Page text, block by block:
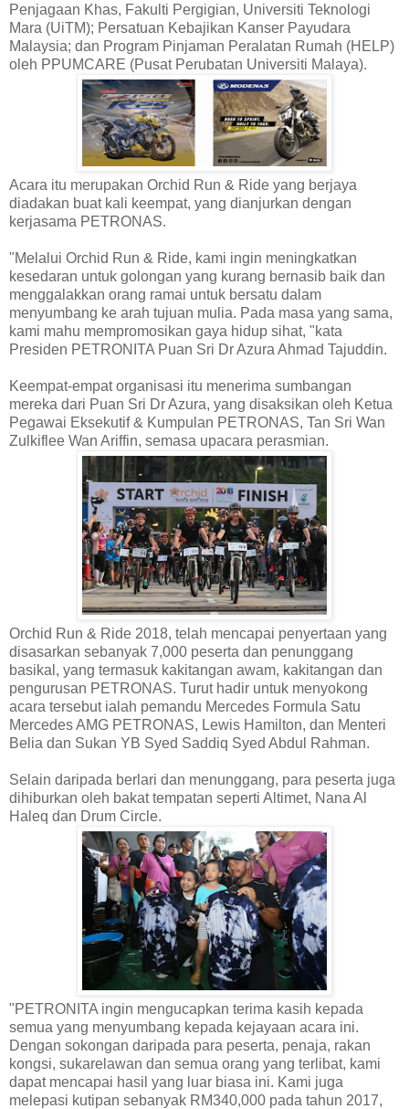
Penjagaan Khas, Fakulti Pergigian, Universiti Teknologi
Mara (UiTM); Persatuan Kebajikan Kanser Payudara
Malaysia; dan Program Pinjaman Peralatan Rumah (HELP)
oleh PPUMCARE (Pusat Perubatan Universiti Malaya).
Acara itu merupakan Orchid Run & Ride yang berjaya
diadakan buat kali keempat, yang dianjurkan dengan
kerjasama PETRONAS.
"Melalui Orchid Run & Ride, kami ingin meningkatkan
kesedaran untuk golongan yang kurang bernasib baik dan
menggalakkan orang ramai untuk bersatu dalam
menyumbang ke arah tujuan mulia. Pada masa yang sama,
kami mahu mempromosikan gaya hidup sihat, "kata
Presiden PETRONITA Puan Sri Dr Azura Ahmad Tajuddin.
Keempat-empat organisasi itu menerima sumbangan
mereka dari Puan Sri Dr Azura, yang disaksikan oleh Ketua
Pegawai Eksekutif & Kumpulan PETRONAS, Tan Sri Wan
Zulkiflee Wan Ariffin, semasa upacara perasmian.
Orchid Run & Ride 2018, telah mencapai penyertaan yang
disasarkan sebanyak 7,000 peserta dan penunggang
basikal, yang termasuk kakitangan awam, kakitangan dan
pengurusan PETRONAS. Turut hadir untuk menyokong
acara tersebut ialah pemandu Mercedes Formula Satu
Mercedes AMG PETRONAS, Lewis Hamilton, dan Menteri
Belia dan Sukan YB Syed Saddiq Syed Abdul Rahman.
Selain daripada berlari dan menunggang, para peserta juga
dihiburkan oleh bakat tempatan seperti Altimet, Nana Al
Haleq dan Drum Circle.
"PETRONITA ingin mengucapkan terima kasih kepada
semua yang menyumbang kepada kejayaan acara ini.
Dengan sokongan daripada para peserta, penaja, rakan
kongsi, sukarelawan dan semua orang yang terlibat, kami
dapat mencapai hasil yang luar biasa ini. Kami juga
melepasi kutipan sebanyak RM340,000 pada tahun 2017,